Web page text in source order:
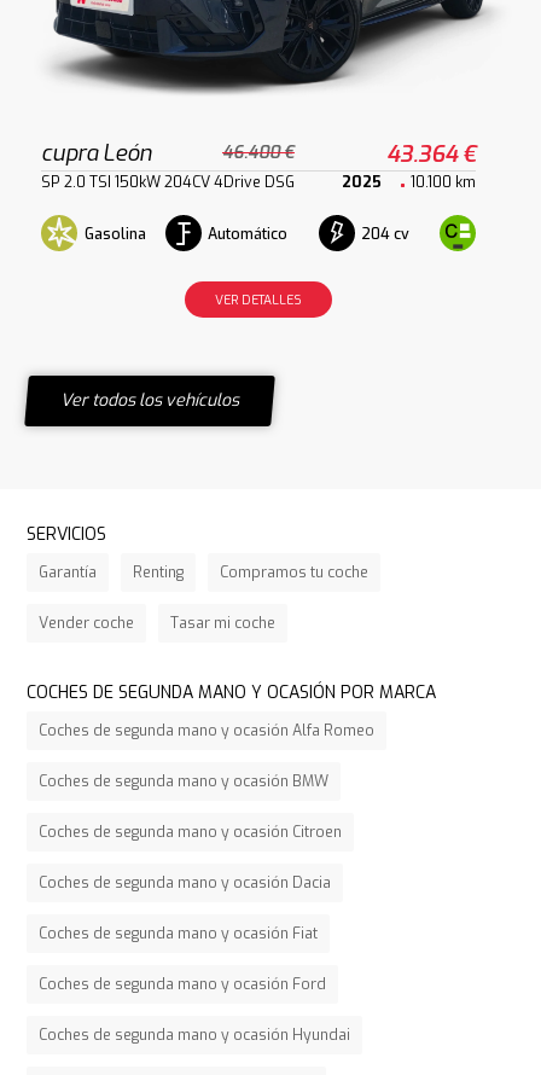
cupra León 46.400 € 43.364 €
SP 2.0 TSI 150kW 204CV 4Drive DSG 2025 10.100 km
Gasolina Automático 204 cv
VER DETALLES
Ver todos los vehículos
SERVICIOS
Garantía Renting Compramos tu coche
Vender coche Tasar mi coche
COCHES DE SEGUNDA MANO Y OCASIÓN POR MARCA
Coches de segunda mano y ocasión Alfa Romeo
Coches de segunda mano y ocasión BMW
Coches de segunda mano y ocasión Citroen
Coches de segunda mano y ocasión Dacia
Coches de segunda mano y ocasión Fiat
Coches de segunda mano y ocasión Ford
Coches de segunda mano y ocasión Hyundai